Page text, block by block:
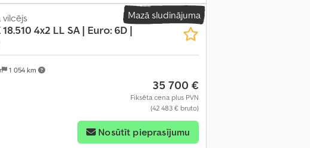
Mazā sludinājuma
1 054 km
vilcējs
18.510 4x2 LL SA | Euro: 6D |
35 700 €
Fiksēta cena plus PVN
(42 483 € bruto)
Nosūtīt pieprasījumu